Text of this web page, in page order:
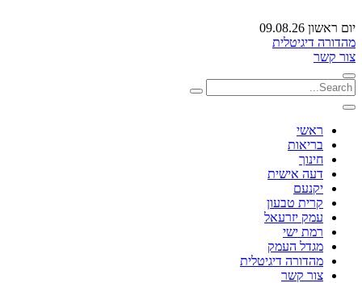
יום ראשון 09.08.26
מהדורה דיגיטלית
צור קשר
ראשי
בריאות
חינוך
דעה אישית
יקנעם
קרית טבעון
עמק יזרעאל
רמת ישי
מגדל העמק
מהדורה דיגיטלית
צור קשר